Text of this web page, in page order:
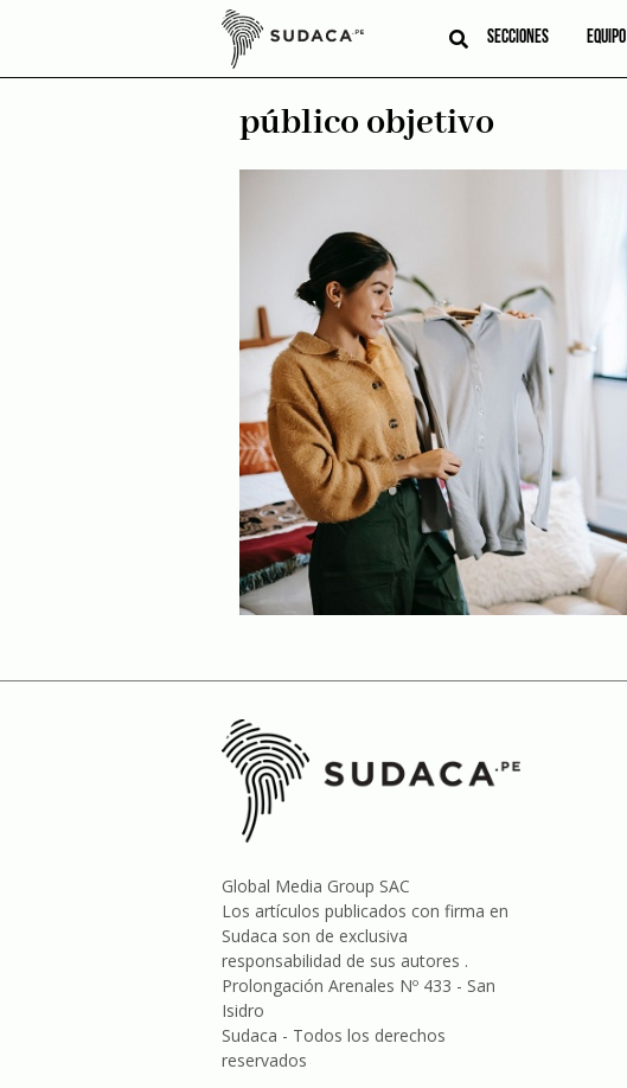
SECCIONES EQUIPO
público objetivo
Global Media Group SAC
Los artículos publicados con firma en
Sudaca son de exclusiva
responsabilidad de sus autores .
Prolongación Arenales Nº 433 - San
Isidro
Sudaca - Todos los derechos
reservados